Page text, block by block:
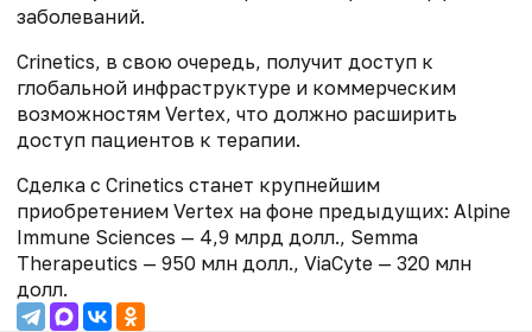
заболеваний.
Crinetics, в свою очередь, получит доступ к
глобальной инфраструктуре и коммерческим
возможностям Vertex, что должно расширить
доступ пациентов к терапии.
Сделка с Crinetics станет крупнейшим
приобретением Vertex на фоне предыдущих: Alpine
Immune Sciences — 4,9 млрд долл., Semma
Therapeutics — 950 млн долл., ViaCyte — 320 млн
долл.